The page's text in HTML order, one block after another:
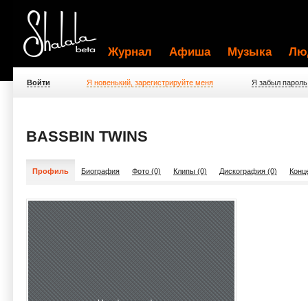
Журнал Афиша Музыка
Войти Я новенький, зарегистрируйте меня Я забыл пароль
BASSBIN TWINS
Профиль Биография Фото (0) Клипы (0) Дискография (0)